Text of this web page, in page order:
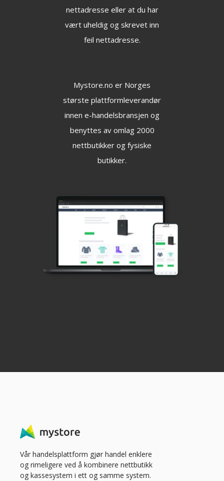
nettadresse eller at du har
vært uheldig og skrevet inn
feil nettadresse.
Mystore.no er Norges
største plattformleverandør
innen e-handelsbransjen og
benyttes av omlag 2000
nettbutikker og fysiske
butikker.
Vår handelsplattform gjør handel enklere
og rimeligere ved å kombinere nettbutikk
og kassesystem i ett og samme system.